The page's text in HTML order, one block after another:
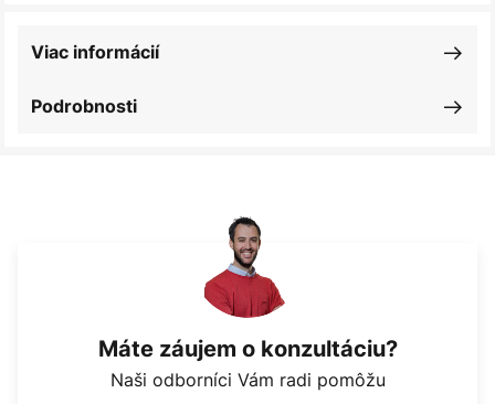
Podrobnosti
Viac informácií
Máte záujem o konzultáciu?
Naši odborníci Vám radi pomôžu